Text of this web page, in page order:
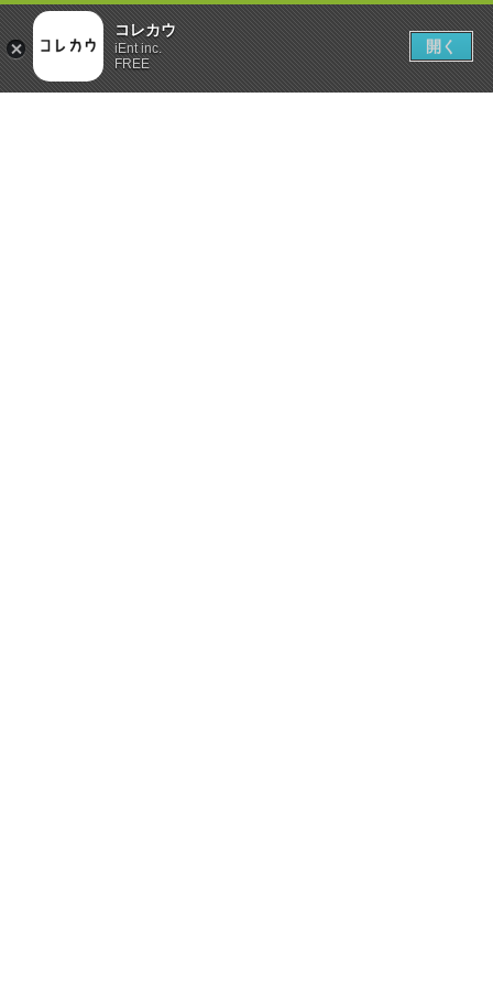
コレカウ
iEnt inc.
FREE
開く